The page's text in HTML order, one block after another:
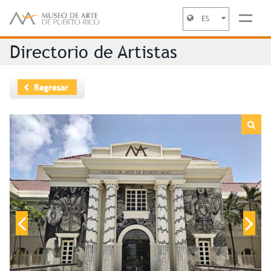
Jump to navigation
ES
Directorio de Artistas
Regresar